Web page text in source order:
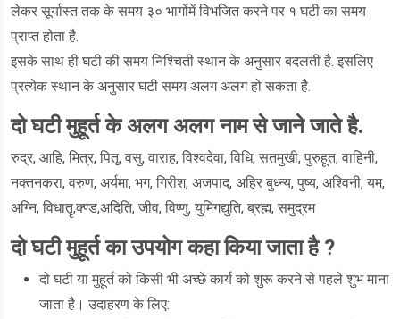
लेकर सूर्यास्त तक के समय ३० भागोंमें विभजित करने पर १ घटी का समय
प्राप्त होता है.
इसके साथ ही घटी की समय निश्चिती स्थान के अनुसार बदलती है. इसलिए
प्रत्येक स्थान के अनुसार घटी समय अलग अलग हो सकता है.
दो घटी मुहूर्त के अलग अलग नाम से जाने जाते है.
रुद्र, आहि, मित्र, पितृ, वसु, वाराह, विश्वदेवा, विधि, सतमुखी, पुरुहूत, वाहिनी,
नक्तनकरा, वरुण, अर्यमा, भग, गिरीश, अजपाद, अहिर बुध्न्य, पुष्य, अश्विनी, यम,
अग्नि, विधातॄ,क्ण्ड,अदिति, जीव, विष्णु, युमिगद्युति, ब्रह्म, समुद्रम
दो घटी मुहूर्त का उपयोग कहा किया जाता है ?
दो घटी या मुहूर्त को किसी भी अच्छे कार्य को शुरू करने से पहले शुभ माना
जाता है। उदाहरण के लिए: